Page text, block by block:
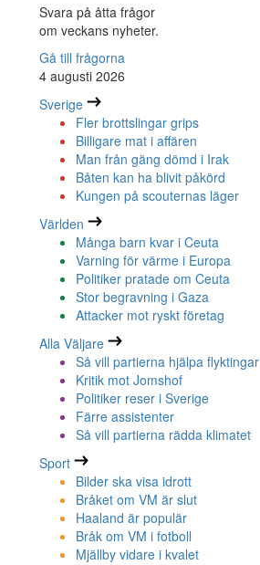
Svara på åtta frågor
om veckans nyheter.
Gå till frågorna
4 augusti 2026
Sverige
Fler brottslingar grips
Billigare mat i affären
Man från gäng dömd i Irak
Båten kan ha blivit påkörd
Kungen på scouternas läger
Världen
Många barn kvar i Ceuta
Varning för värme i Europa
Politiker pratade om Ceuta
Stor begravning i Gaza
Attacker mot ryskt företag
Alla Väljare
Så vill partierna hjälpa flyktingar
Kritik mot Jomshof
Politiker reser i Sverige
Färre assistenter
Så vill partierna rädda klimatet
Sport
Bilder ska visa idrott
Bråket om VM är slut
Haaland är populär
Bråk om VM i fotboll
Mjällby vidare i kvalet